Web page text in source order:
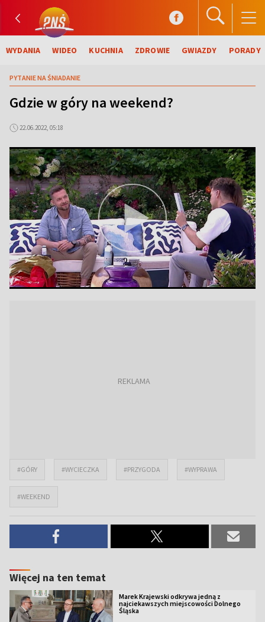
WYDANIA WIDEO KUCHNIA ZDROWIE GWIAZDY PORADY
PYTANIE NA ŚNIADANIE
Gdzie w góry na weekend?
22.06.2022, 05:18
#GÓRY #WYCIECZKA #PRZYGODA #WYPRAWA
#WEEKEND
Więcej na ten temat
Marek Krajewski odkrywa jedną z
najciekawszych miejscowości Dolnego
Śląska